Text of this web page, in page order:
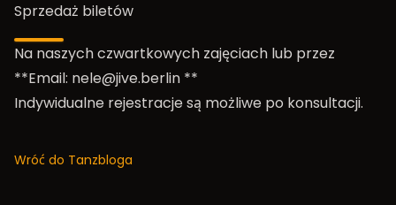
Sprzedaż biletów
Na naszych czwartkowych zajęciach lub przez
**Email: nele@jive.berlin **
Indywidualne rejestracje są możliwe po konsultacji.
Wróć do Tanzbloga